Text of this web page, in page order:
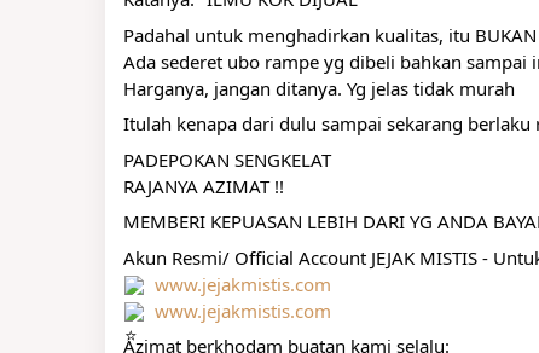
Padahal untuk menghadirkan kualitas, itu BUKAN
Ada sederet ubo rampe yg dibeli bahkan sampai
Harganya, jangan ditanya. Yg jelas tidak murah
Itulah kenapa dari dulu sampai sekarang berlaku
PADEPOKAN SENGKELAT
RAJANYA AZIMAT !!
MEMBERI KEPUASAN LEBIH DARI YG ANDA
Akun Resmi/ Official Account JEJAK MISTIS -
www.jejakmistis.com
www.jejakmistis.com
Azimat berkhodam buatan kami selalu: